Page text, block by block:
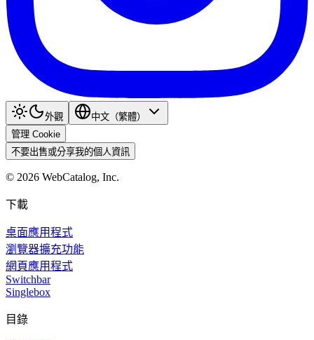
外觀
中文（繁體）
管理 Cookie
不要出售或分享我的個人資訊
© 2026 WebCatalog, Inc.
下載
桌面應用程式
瀏覽器擴充功能
網頁應用程式
Switchbar
Singlebox
目錄